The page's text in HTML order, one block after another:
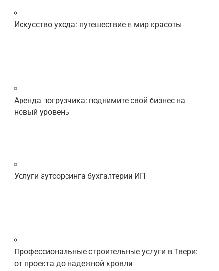
Искусство ухода: путешествие в мир красоты
Аренда погрузчика: поднимите свой бизнес на
новый уровень
Услуги аутсорсинга бухгалтерии ИП
Профессиональные строительные услуги в Твери:
от проекта до надежной кровли